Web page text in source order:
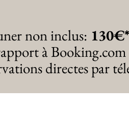
non inclus: 130€*
à
directes par